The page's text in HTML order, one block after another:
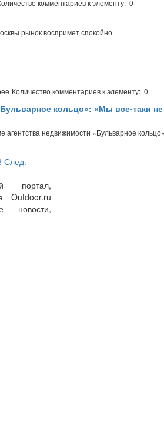
комментариев к элементу: 0
рынок воспримет спокойно
Количество комментариев к элементу: 0
кольцо»: «Мы все-таки
агентства недвижимости «Бульварное
След.
портал,
Outdoor.ru
новости,